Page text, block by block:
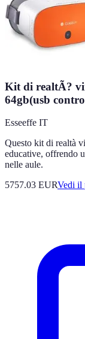
Kit di realtÃ?
64gb(usb
Esseeffe IT
Questo kit di realtà
educative, offrendo
nelle aule.
5757.03 EURVedi il